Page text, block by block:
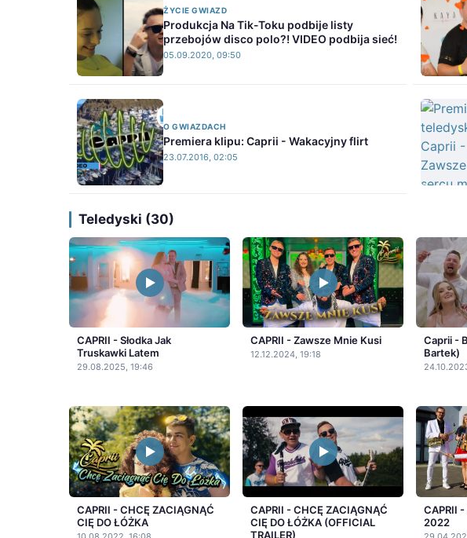
ŻYCIE GWIAZD
Produkcja Na Tik-Toku podbije listy
przebojów disco polo?! VIDEO podbija sieć!
05.09.2020, 09:50
O GWIAZDACH
Premiera klipu: Caprii - Wakacyjny flirt
23.07.2016, 02:05
Teledyski (30)
CAPRII - Słodka Jak
Truskawki Latem
29.08.2025, 19:46
CAPRII - Zawsze Mnie Kusi
12.12.2024, 19:18
Caprii -
Bartek)
CAPRII - CHCĘ ZACIĄGNĄĆ
CIĘ DO ŁÓŻKA
CAPRII - CHCĘ ZACIĄGNĄĆ
CIĘ DO ŁÓŻKA (OFFICIAL
TRAILER)
CAPRII -
2022